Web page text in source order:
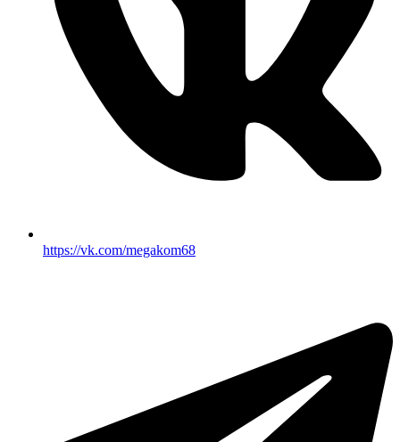
https://vk.com/megakom68